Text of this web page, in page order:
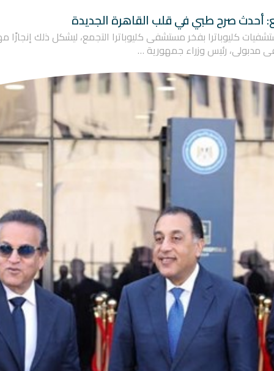
أحدث صرح طبي في قلب القاهرة الجديدة
مجموعة مستشفيات كليوباترا بفخر مستشفى كليوباترا التجمع، ليشكل ذلك
مدبولي، رئيس وزراء جمهورية …